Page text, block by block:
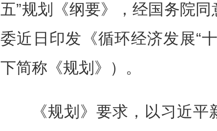
五”规划《纲要》，经国务院
委近日印发《循环经济发展“
下简称《规划》）。
《规划》要求，以习近